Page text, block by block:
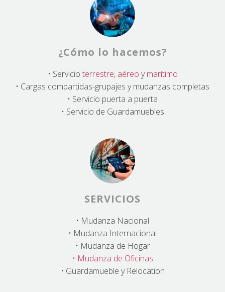
¿Cómo lo hacemos?
• Servicio terrestre, aéreo ymarítimo
• Cargas compartidas-grupajes y mudanzas completas
• Servicio puerta a puerta
• Servicio de Guardamuebles
SERVICIOS
• Mudanza Nacional
• Mudanza Internacional
• Mudanza de Hogar
• Mudanza de Oficinas
• Guardamueble y Relocation